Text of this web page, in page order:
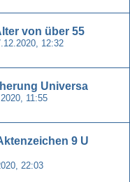
von über 55
12:32
Universa
11:55
9 U
22:03